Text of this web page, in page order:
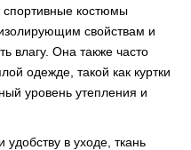
костюмы
свойствам и
влагу. Она также часто
одежде, такой как куртки
уровень утепления и
удобству в уходе, ткань